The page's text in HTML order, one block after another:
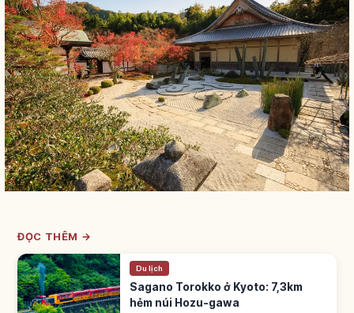
ĐỌC THÊM →
Du lịch
Sagano Torokko ở Kyoto: 7,3km
hẻm núi Hozu-gawa